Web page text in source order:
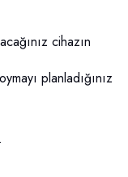
cihazın
planladığınız